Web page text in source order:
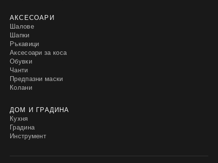
АКСЕСОАРИ
Шалове
Шапки
Ръкавици
Аксесоари за коса
Обувки
Чанти
Предпазни маски
Колани
ДОМ И ГРАДИНА
Кухня
Градина
Инструмент